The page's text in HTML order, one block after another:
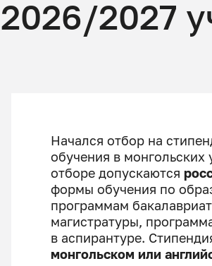
2027
Начался отбор на
обучения в монгольских
отборе допускаются
формы обучения по
программам
магистратуры,
в аспирантуре.
монгольском или